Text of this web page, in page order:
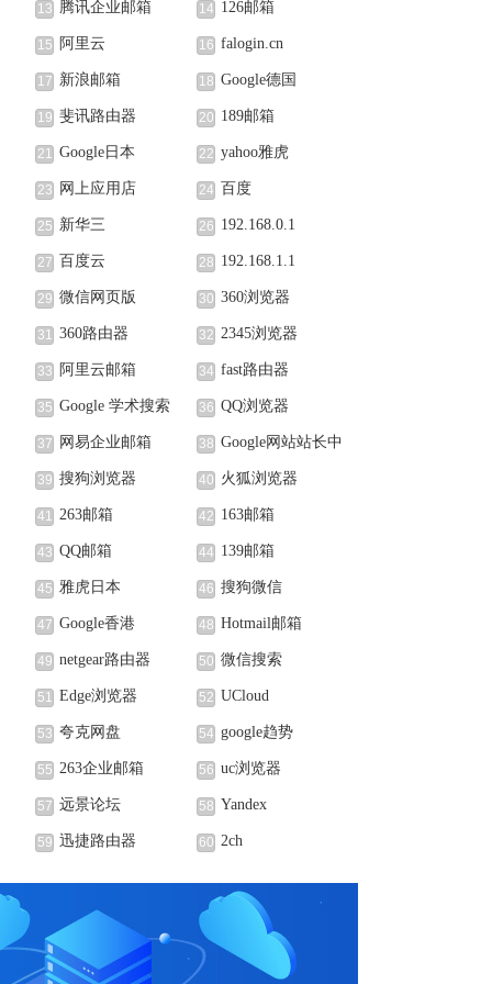
13 腾讯企业邮箱 14 126邮箱
15 阿里云 16 falogin.cn
17 新浪邮箱 18 Google德国
19 斐讯路由器 20 189邮箱
21 Google日本 22 yahoo雅虎
23 网上应用店 24 百度
25 新华三 26 192.168.0.1
27 百度云 28 192.168.1.1
29 微信网页版 30 360浏览器
31 360路由器 32 2345浏览器
33 阿里云邮箱 34 fast路由器
35 Google 学术搜索 36 QQ浏览器
37 网易企业邮箱 38 Google网站站长中
心
39 搜狗浏览器 40 火狐浏览器
41 263邮箱 42 163邮箱
43 QQ邮箱 44 139邮箱
45 雅虎日本 46 搜狗微信
47 Google香港 48 Hotmail邮箱
49 netgear路由器 50 微信搜索
51 Edge浏览器 52 UCloud
53 夸克网盘 54 google趋势
55 263企业邮箱 56 uc浏览器
57 远景论坛 58 Yandex
59 迅捷路由器 60 2ch